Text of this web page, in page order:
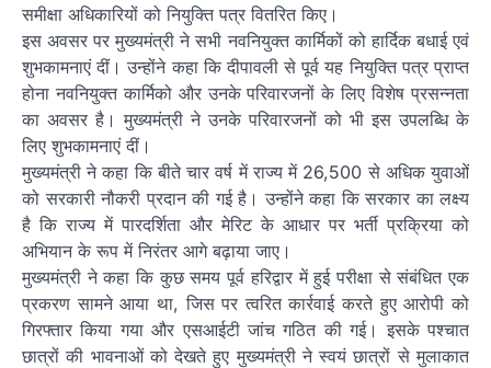
समीक्षा अधिकारियों को नियुक्ति पत्र वितरित किए।
इस अवसर पर मुख्यमंत्री ने सभी नवनियुक्त कार्मिकों को हार्दिक बधाई एवं
शुभकामनाएं दीं। उन्होंने कहा कि दीपावली से पूर्व यह नियुक्ति पत्र प्राप्त
होना नवनियुक्त कार्मिको और उनके परिवारजनों के लिए विशेष प्रसन्नता
का अवसर है। मुख्यमंत्री ने उनके परिवारजनों को भी इस उपलब्धि के
लिए शुभकामनाएं दीं।
मुख्यमंत्री ने कहा कि बीते चार वर्ष में राज्य में 26,500 से अधिक युवाओं
को सरकारी नौकरी प्रदान की गई है। उन्होंने कहा कि सरकार का लक्ष्य
है कि राज्य में पारदर्शिता और मेरिट के आधार पर भर्ती प्रक्रिया को
अभियान के रूप में निरंतर आगे बढ़ाया जाए।
मुख्यमंत्री ने कहा कि कुछ समय पूर्व हरिद्वार में हुई परीक्षा से संबंधित एक
प्रकरण सामने आया था, जिस पर त्वरित कार्रवाई करते हुए आरोपी को
गिरफ्तार किया गया और एसआईटी जांच गठित की गई। इसके पश्चात
छात्रों की भावनाओं को देखते हुए मुख्यमंत्री ने स्वयं छात्रों से मुलाकात